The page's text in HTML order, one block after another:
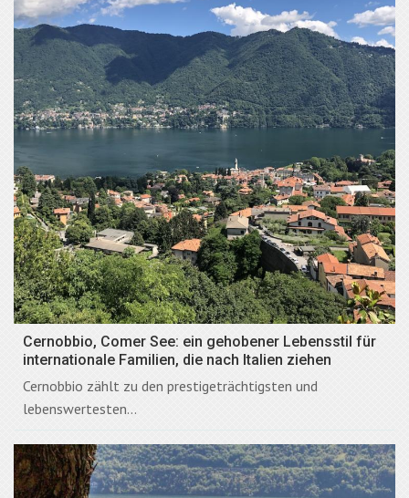
Cernobbio, Comer See: ein gehobener Lebensstil für
internationale Familien, die nach Italien ziehen
Cernobbio zählt zu den prestigeträchtigsten und
lebenswertesten...